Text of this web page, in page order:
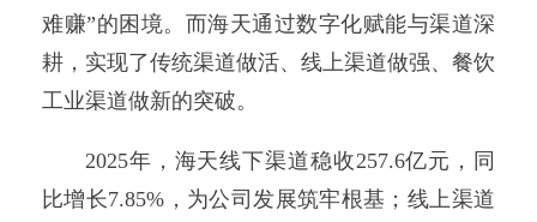
难赚”的困境。而海天通过数字化赋能与渠道深
耕，实现了传统渠道做活、线上渠道做强、餐饮
工业渠道做新的突破。
2025年，海天线下渠道稳收257.6亿元，同
比增长7.85%，为公司发展筑牢根基；线上渠道